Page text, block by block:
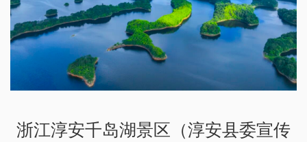
浙江淳安千岛湖景区（淳安县委宣传